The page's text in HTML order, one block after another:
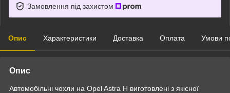
Замовлення під захистом
Опис Характеристики Доставка Оплата Умови
Опис
Автомобільні чохли на Opel Astra H виготовлені з якісної